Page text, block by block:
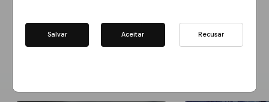
de acidentes confirma nossa dedicação a qualidade e
segurança.
Salvar
Aceitar
Todos
Recusar
Todos